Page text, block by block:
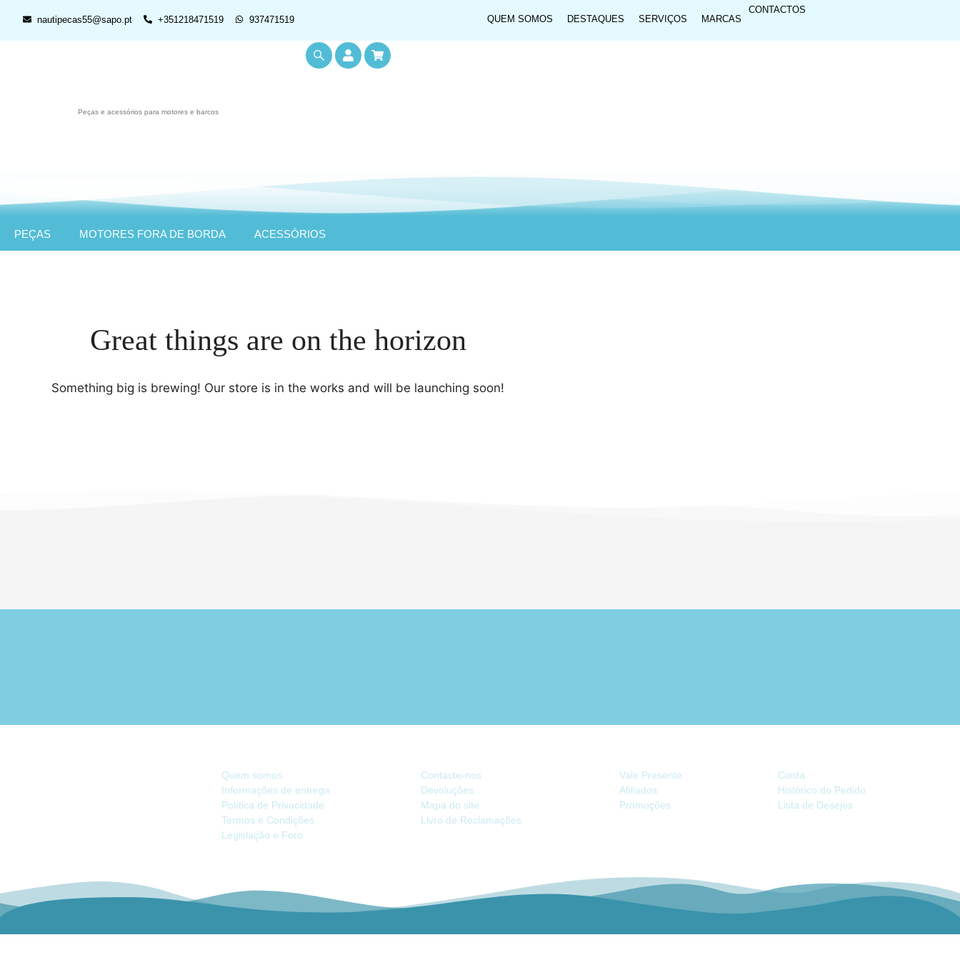
nautipecas55@sapo.pt +351218471519 937471519 QUEM SOMOS DESTAQUES SERVIÇOS MARCAS
CONTACTOS
Peças e acessórios para motores e barcos
PEÇAS MOTORES FORA DE BORDA ACESSÓRIOS
Great things are on the horizon
Something big is brewing! Our store is in the works and will be launching soon!
Quem somos
Informações de entrega
Política de Privacidade
Termos e Condições
Legislação e Foro
Contacte-nos
Devoluções
Mapa do site
Livro de Reclamações
Vale Presente
Afiliados
Promoções
Conta
Histórico do Pedido
Lista de Desejos